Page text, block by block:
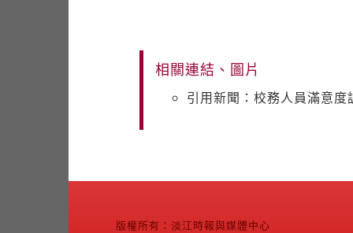
相關連結、圖片
引用新聞：校務人員滿意
版權所有：淡江時報與媒體中心